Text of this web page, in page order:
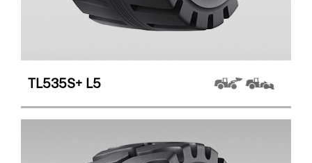
TL535S+ L5